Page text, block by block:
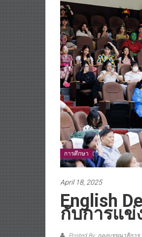
การศึกษา
April 18, 2025
English
กับการแข่
Posted By: กองบรรณาธิการ